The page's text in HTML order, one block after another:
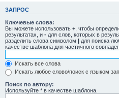
ЗАПРОС
Ключевые слова:
Вы можете использовать + , чтобы
результатах, и - для слов, которых в
разделить слова символом | для поиска
качестве шаблона для частичного
Искать все слова
Искать любое слово/поиск с языком
Поиск по автору:
Используйте * в качестве шаблона.